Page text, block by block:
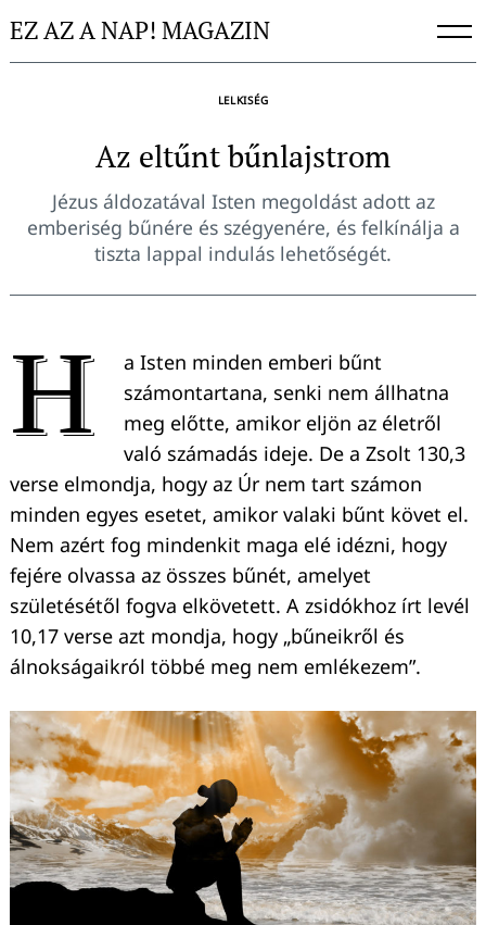
toEZ AZ A NAP! MAGAZIN
LELKISÉG
Az eltűnt bűnlajstrom
Jézus áldozatával Isten megoldást adott az
emberiség bűnére és szégyenére, és felkínálja a
tiszta lappal indulás lehetőségét.
H
a Isten minden emberi bűnt
számontartana, senki nem állhatna
meg előtte, amikor eljön az életről
való számadás ideje. De a Zsolt 130,3
verse elmondja, hogy az Úr nem tart számon
minden egyes esetet, amikor valaki bűnt követ el.
Nem azért fog mindenkit maga elé idézni, hogy
fejére olvassa az összes bűnét, amelyet
születésétől fogva elkövetett. A zsidókhoz írt levél
10,17 verse azt mondja, hogy „bűneikről és
álnokságaikról többé meg nem emlékezem”.